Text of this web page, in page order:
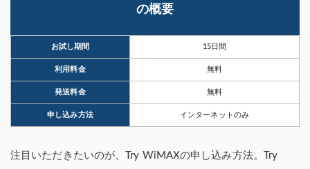
の概要
お試し期間 15日間
利用料金 無料
発送料金 無料
申し込み方法 インターネットのみ
注目いただきたいのが、Try WiMAXの申し込み方法。Try